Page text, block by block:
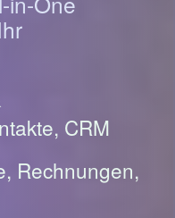
CRM
Rechnungen,